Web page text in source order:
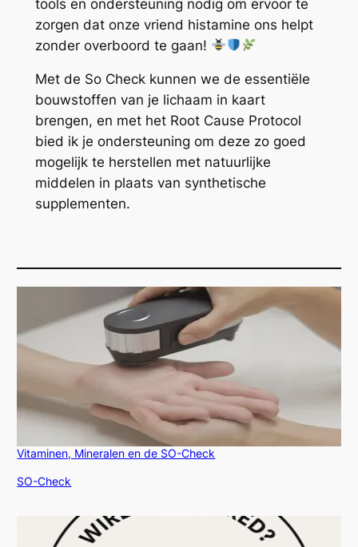
tools en ondersteuning nodig om ervoor te
zorgen dat onze vriend histamine ons helpt
zonder overboord te gaan!
Met de So Check kunnen we de essentiële
bouwstoffen van je lichaam in kaart
brengen, en met het Root Cause Protocol
bied ik je ondersteuning om deze zo goed
mogelijk te herstellen met natuurlijke
middelen in plaats van synthetische
supplementen.
Vitaminen, Mineralen en de SO-Check
In relatie tot
SO-Check